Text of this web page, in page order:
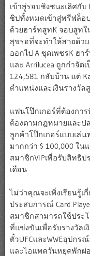
เข้าสู่รอบชิงชนะเลิศกับ
ชิปทั้งหมดเข้าสู่พรีฟล็อ
ด้วยฮาร์ทสูทK จอบสูทใ
สุขรอที่จะทำให้สายด้ว
ออกไป A ชุดเพชรK ฮ
และ Arrilucea ถูกกำจัด
124,581 กลับบ้าน แต่
ตำแหน่งและเงินรางวัล
แฟนโป๊กเกอร์ที่ต้องกา
ต้องตามกฎหมายและป
ลูกค้าโป๊กเกอร์แบบเล่
มากกว่า $ 100,000 ใน
สมาชิกVIPเพื่อรับสิทธิป
เดือน
ไม่ว่าคุณจะเพิ่งเรียนรู้เ
ประสบการณ์ Card
สมาชิกสามารถใช้ประโ
ที่แข่งขันเพื่อรับรางวัล
ตั๋วUFCและWWEอุปก
และไอแพดวันหยุดพักผ่